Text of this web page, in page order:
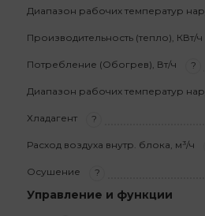
Диапазон рабочих температур
Производительность (тепло), КВт/ч
Потребление (Обогрев), Вт/ч ?
Диапазон рабочих температур
Хладагент ?
Расход воздуха внутр. блока, м³/ч
Осушение ?
Управление и функции